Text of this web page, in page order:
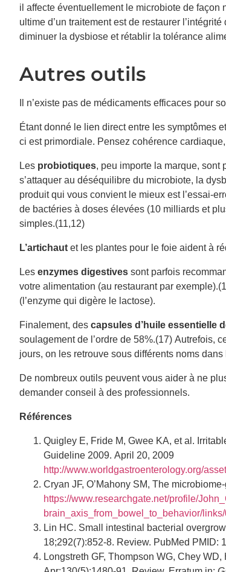
il affecte éventuellement le microbiote de
ultime d’un traitement est de restaurer
diminuer la dysbiose et rétablir la tolérance
Autres outils
Il n’existe pas de médicaments efficaces pour
Étant donné le lien direct entre les symptômes
ci est primordiale. Pensez cohérence
Les probiotiques, peu importe la marque,
s’attaquer au déséquilibre du microbiote, la
produit qui vous convient le mieux est l’essai-
de bactéries à doses élevées (10 milliards et
simples.(11,12)
L’artichautet les plantes pour le foie aident à
Lesenzymes digestivessont parfois
votre alimentation (au restaurant par
(l’enzyme qui digère le lactose).
Finalement, descapsules d’huile essentielle
soulagement de l’ordre de 58%.(17) Autrefois,
jours, on les retrouve sous différents noms
De nombreux outils peuvent vous aider à ne
demander conseil à des professionnels.
Références
Quigley E, Fride M, Gwee KA, et al.
Guideline 2009. April 20, 2009
http://www.worldgastroenterology.org/
Cryan JF, O’Mahony SM, The
https://www.researchgate.net/profile/
brain_axis_from_bowel_to_behavior/
Lin HC. Small intestinal bacterial
18;292(7):852-8. Review. PubMed PMID:
Longstreth GF, Thompson WG, Chey